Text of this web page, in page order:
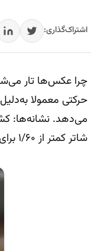
اشتراک‌گذاری:
شاتر کمتر از ۱/۶۰ برای پرتره و کمتر از ۱/۵۰۰ برای سوژه‌های سریع، ریسک تاری را بالا می‌برد.